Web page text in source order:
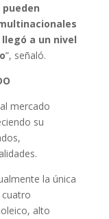
a un nivel
”, señaló.
mercado
su
la única
alto